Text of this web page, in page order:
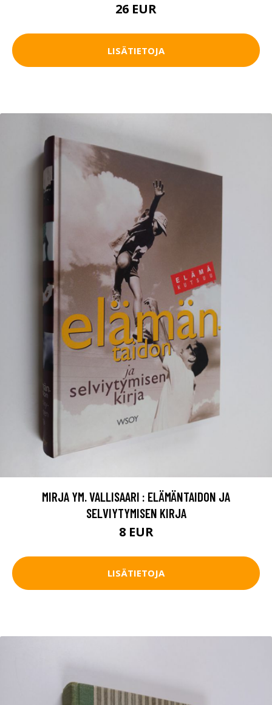
26 EUR
LISÄTIETOJA
MIRJA YM. VALLISAARI : ELÄMÄNTAIDON JA
SELVIYTYMISEN KIRJA
8 EUR
LISÄTIETOJA